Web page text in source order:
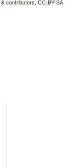
& contributors, CC-BY-SA